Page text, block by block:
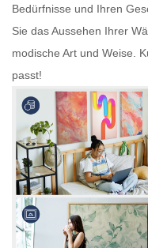
Bedürfnisse und Ihren
Sie das Aussehen Ihrer
modische Art und Weise.
passt!